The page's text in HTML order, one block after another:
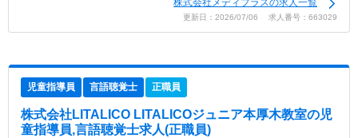
株式会社メディプラスの求人一覧
更新日：2026/07/06 求人番号：663029
児童指導員 言語聴覚士 正職員
株式会社LITALICO LITALICOジュニア本厚木教室の児
童指導員,言語聴覚士求人(正職員)